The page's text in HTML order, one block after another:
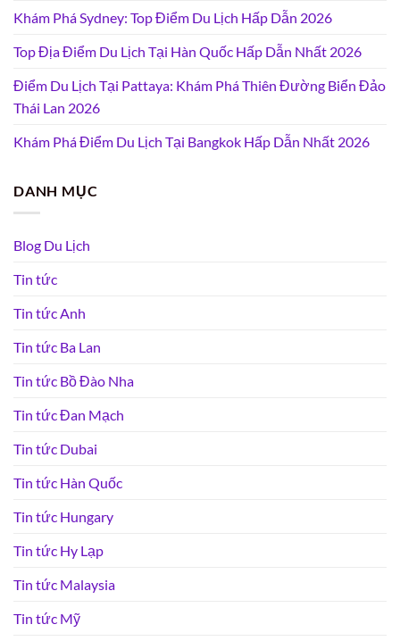
Khám Phá Sydney: Top Điểm Du Lịch Hấp Dẫn 2026
Top Địa Điểm Du Lịch Tại Hàn Quốc Hấp Dẫn Nhất 2026
Điểm Du Lịch Tại Pattaya: Khám Phá Thiên Đường Biển Đảo
Thái Lan 2026
Khám Phá Điểm Du Lịch Tại Bangkok Hấp Dẫn Nhất 2026
DANH MỤC
Blog Du Lịch
Tin tức
Tin tức Anh
Tin tức Ba Lan
Tin tức Bồ Đào Nha
Tin tức Đan Mạch
Tin tức Dubai
Tin tức Hàn Quốc
Tin tức Hungary
Tin tức Hy Lạp
Tin tức Malaysia
Tin tức Mỹ